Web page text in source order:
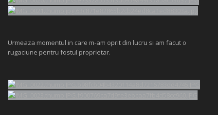
Urmeaza momentul in care m-am oprit din lucru si am facut o
rugaciune pentru fostul proprietar.